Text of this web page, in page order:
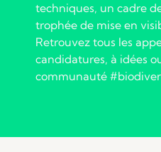
techniques, un cadre
trophée de mise en
Retrouvez tous les
candidatures, à idées
communauté